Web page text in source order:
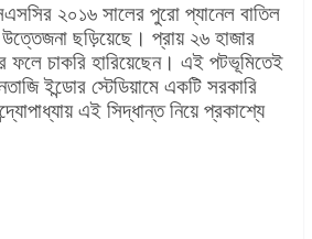
২০১৬ সালের পুরো প্যানেল বাতিল
ছড়িয়েছে। প্রায় ২৬ হাজার
ফলে চাকরি হারিয়েছেন। এই পটভূমিতেই
ইন্ডোর স্টেডিয়ামে একটি সরকারি
এই সিদ্ধান্ত নিয়ে প্রকাশ্যে